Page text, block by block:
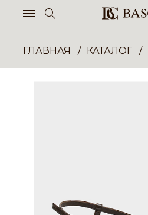
ГЛАВНАЯ КАТАЛОГ